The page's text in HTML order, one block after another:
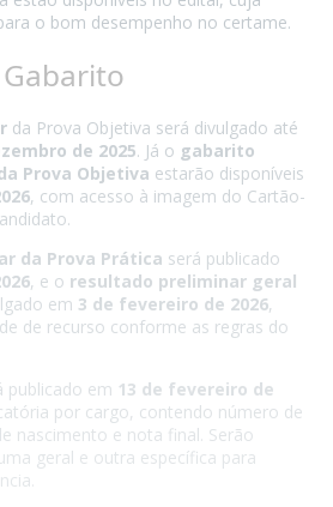
o bom desempenho no certame.
da Prova Objetiva será divulgado até
de 2025. Já o gabarito
Prova Objetiva estarão disponíveis
, com acesso à imagem do Cartão-
da Prova Prática será publicado
, e o resultado preliminar geral
em 3 de fevereiro de 2026,
de recurso conforme as regras do
publicado em 13 de fevereiro de
por cargo, contendo número de
nascimento e nota final. Serão
geral e outra específica para